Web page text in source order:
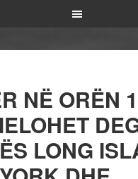
NË ORËN
LONG